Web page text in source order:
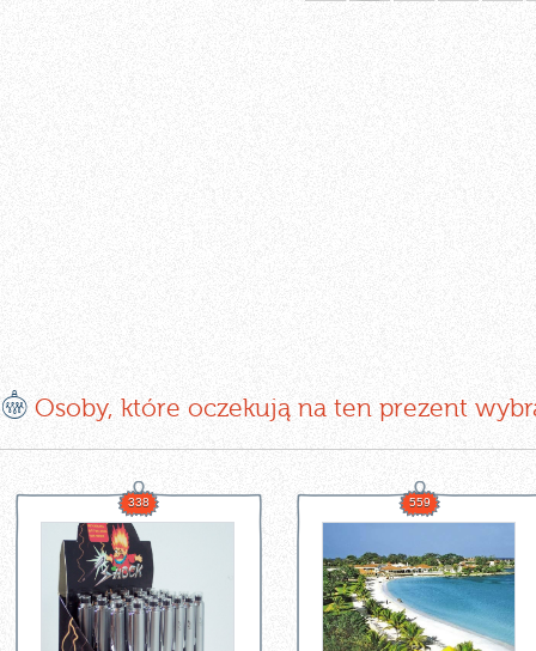
E Osoby, które oczekują na ten prezent
338 559